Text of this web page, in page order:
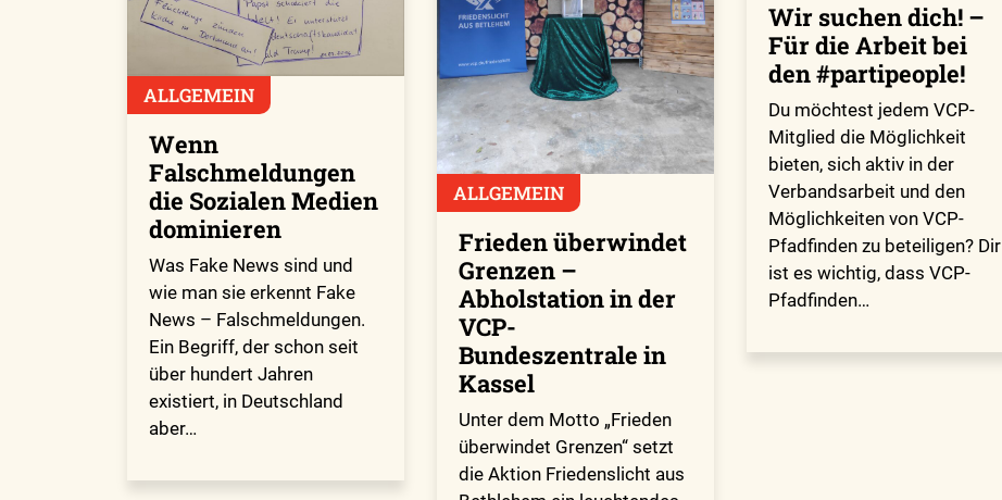
ALLGEMEIN
Wenn
Falschmeldungen
die Sozialen Medien
dominieren
Was Fake News sind und
wie man sie erkennt Fake
News – Falschmeldungen.
Ein Begriff, der schon seit
über hundert Jahren
existiert, in Deutschland
aber…
ALLGEMEIN
Frieden überwindet
Grenzen –
Abholstation in der
VCP-
Bundeszentrale in
Kassel
Unter dem Motto „Frieden
überwindet Grenzen“ setzt
die Aktion Friedenslicht aus
Wir suchen dich! –
Für die Arbeit bei
den #partipeople!
Du möchtest jedem VCP-
Mitglied die Möglichkeit
bieten, sich aktiv in der
Verbandsarbeit und den
Möglichkeiten von VCP-
Pfadfinden zu beteiligen? Dir
ist es wichtig, dass VCP-
Pfadfinden…